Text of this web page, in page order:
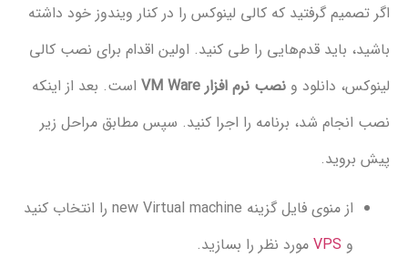
گرفتید که کالی لینوکس را در کنار ویندوز خود داشته
قدم‌هایی را طی کنید. اولین اقدام برای نصب کالی
دانلود ونصب نرم افزار VM Ware
است. بعد از اینکه
شد، برنامه را اجرا کنید. سپس مطابق مراحل زیر
از منوی فایل گزینه new Virtual machine را انتخاب کنید
مورد نظر را بسازید.